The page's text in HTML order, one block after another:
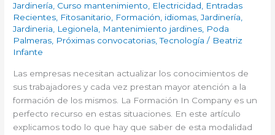
Jardinería, Curso mantenimiento, Electricidad, Entradas
Recientes, Fitosanitario, Formación, idiomas,Jardinería,
Jardineria, Legionela, Mantenimiento jardines, Poda
Palmeras, Próximas convocatorias,Tecnología / Beatriz
Infante
Las empresas necesitan actualizar los conocimientos de
sus trabajadores y cada vez prestan mayor atención a la
formación de los mismos. La Formación In Company es un
perfecto recurso en estas situaciones. En este artículo
explicamos todo lo que hay que saber de esta modalidad